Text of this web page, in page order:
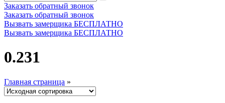
Заказать обратный звонок
Заказать обратный звонок
Вызвать замерщика БЕСПЛАТНО
Вызвать замерщика БЕСПЛАТНО
0.231
Главная страница »